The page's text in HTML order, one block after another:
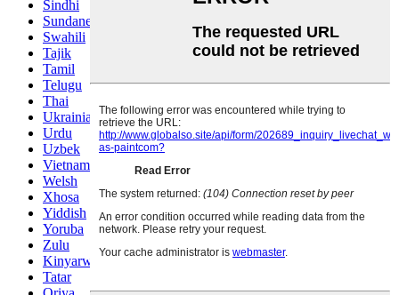
Sindhi
Sundanese
Swahili
Tajik
Tamil
Telugu
Thai
Ukrainian
Urdu
Uzbek
Vietnamese
Welsh
Xhosa
Yiddish
Yoruba
Zulu
Kinyarwanda
Tatar